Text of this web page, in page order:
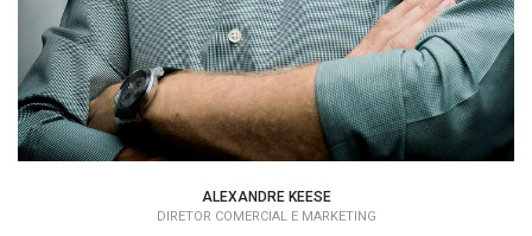
ALEXANDRE KEESE
DIRETOR COMERCIAL E MARKETING